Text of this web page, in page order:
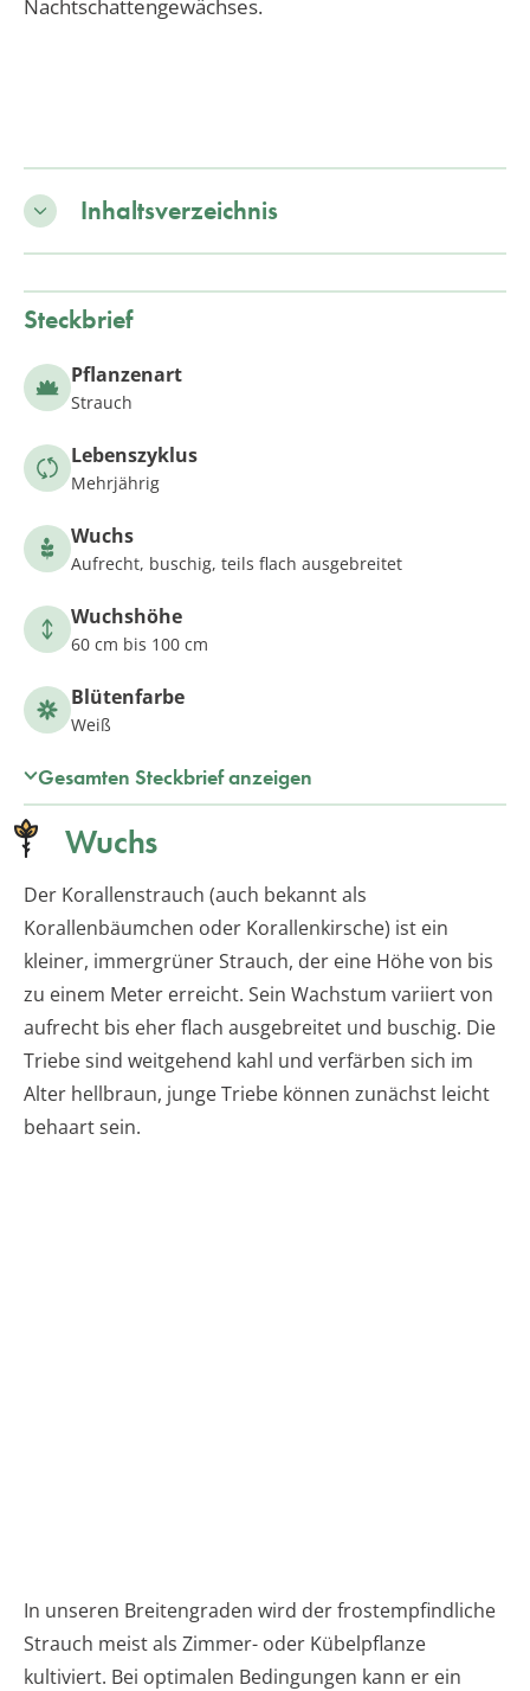
Nachtschattengewächses.
Inhaltsverzeichnis
Steckbrief
Pflanzenart
Strauch
Lebenszyklus
Mehrjährig
Wuchs
Aufrecht, buschig, teils flach ausgebreitet
Wuchshöhe
60 cm bis 100 cm
Blütenfarbe
Weiß
Gesamten Steckbrief anzeigen
Wuchs
Der Korallenstrauch (auch bekannt als
Korallenbäumchen oder Korallenkirsche) ist ein
kleiner, immergrüner Strauch, der eine Höhe von bis
zu einem Meter erreicht. Sein Wachstum variiert von
aufrecht bis eher flach ausgebreitet und buschig. Die
Triebe sind weitgehend kahl und verfärben sich im
Alter hellbraun, junge Triebe können zunächst leicht
behaart sein.
In unseren Breitengraden wird der frostempfindliche
Strauch meist als Zimmer- oder Kübelpflanze
kultiviert. Bei optimalen Bedingungen kann er ein